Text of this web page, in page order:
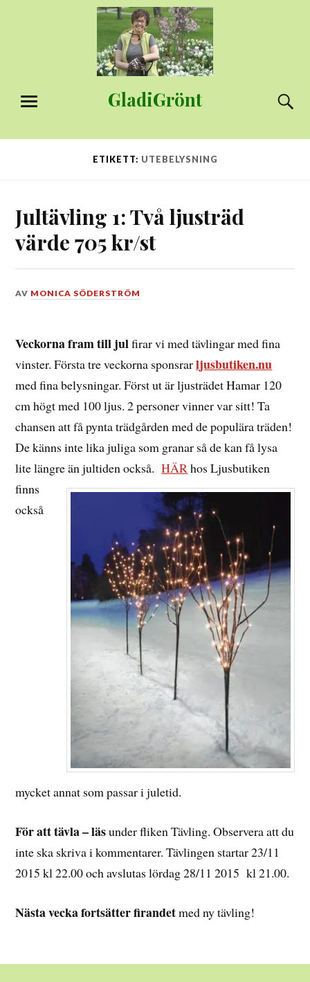
GladiGrönt
MENY
ETIKETT: UTEBELYSNING
Jultävling 1: Två ljusträd
värde 705 kr/st
DEN
2015
AV MONICA SÖDERSTRÖM
Veckorna fram till julfirar vi med tävlingar med fina
vinster. Första tre veckorna sponsrarljusbutiken.nu
med fina belysningar. Först ut är ljusträdet Hamar 120
cm högt med 100 ljus. 2 personer vinner var sitt! Ta
chansen att få pynta trädgården med de populära träden!
De känns inte lika juliga som granar så de kan få lysa
lite längre än jultiden också.HÄRhos Ljusbutiken
finns
också
mycket annat som passar i juletid.
För att tävla – läsunder fliken Tävling. Observera att du
inte ska skriva i kommentarer. Tävlingen startar 23/11
2015 kl 22.00 och avslutas lördag 28/11 2015 kl 21.00.
Nästa vecka fortsätter firandetmed ny tävling!